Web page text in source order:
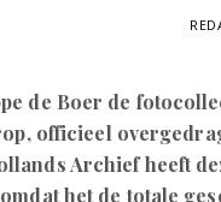
de Boer de
officieel
Archief heeft
het de totale